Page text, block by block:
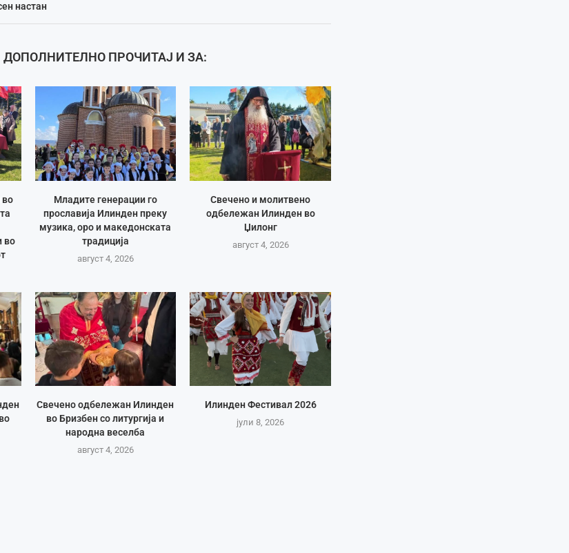
настан
ДОПОЛНИТЕЛНО ПРОЧИТАЈ И ЗА:
во
во
Младите генерации го
прославија Илинден преку
музика, оро и македонската
традиција
август 4, 2026
Свечено и молитвено
одбележан Илинден во
Џилонг
август 4, 2026
Свечено одбележан Илинден
во Бризбен со литургија и
народна веселба
август 4, 2026
Илинден Фестивал 2026
јули 8, 2026